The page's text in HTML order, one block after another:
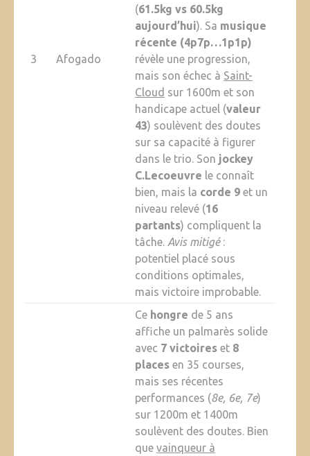
3 Afogado
(61.5kg vs 60.5kg
aujourd’hui). Sa musique
récente (4p7p…1p1p)
révèle une progression,
mais son échec à Saint-
Cloud sur 1600m et son
handicape actuel (valeur
43) soulèvent des doutes
sur sa capacité à figurer
dans le trio. Son jockey
C.Lecoeuvre le connaît
bien, mais la corde 9et un
niveau relevé (16
partants) compliquent la
tâche. Avis mitigé:
potentiel placé sous
conditions optimales,
mais victoire improbable.
Ce hongre de 5 ans
affiche un palmarès solide
avec 7 victoireset 8
placesen 35 courses,
mais ses récentes
performances (8e, 6e, 7e)
sur 1200m et 1400m
soulèvent des doutes. Bien
que vainqueur à